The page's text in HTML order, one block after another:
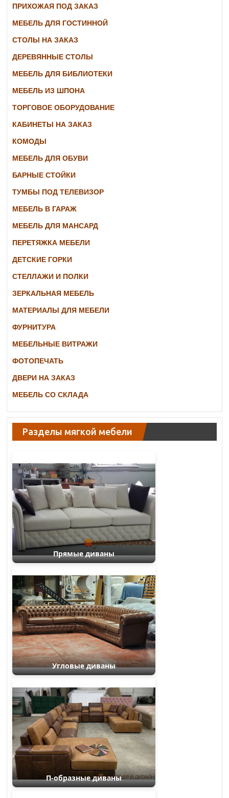
ПРИХОЖАЯ ПОД ЗАКАЗ
МЕБЕЛЬ ДЛЯ ГОСТИННОЙ
СТОЛЫ НА ЗАКАЗ
ДЕРЕВЯННЫЕ СТОЛЫ
МЕБЕЛЬ ДЛЯ БИБЛИОТЕКИ
МЕБЕЛЬ ИЗ ШПОНА
ТОРГОВОЕ ОБОРУДОВАНИЕ
КАБИНЕТЫ НА ЗАКАЗ
КОМОДЫ
МЕБЕЛЬ ДЛЯ ОБУВИ
БАРНЫЕ СТОЙКИ
ТУМБЫ ПОД ТЕЛЕВИЗОР
МЕБЕЛЬ В ГАРАЖ
МЕБЕЛЬ ДЛЯ МАНСАРД
ПЕРЕТЯЖКА МЕБЕЛИ
ДЕТСКИЕ ГОРКИ
СТЕЛЛАЖИ И ПОЛКИ
ЗЕРКАЛЬНАЯ МЕБЕЛЬ
МАТЕРИАЛЫ ДЛЯ МЕБЕЛИ
ФУРНИТУРА
МЕБЕЛЬНЫЕ ВИТРАЖИ
ФОТОПЕЧАТЬ
ДВЕРИ НА ЗАКАЗ
МЕБЕЛЬ СО СКЛАДА
Разделы мягкой мебели
Прямые диваны
Угловые диваны
П-образные диваны